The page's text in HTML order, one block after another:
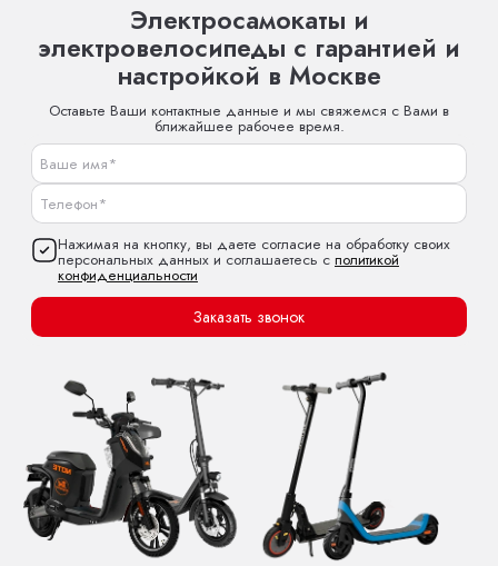
Электросамокаты и
электровелосипеды с гарантией и
настройкой в Москве
Оставьте Ваши контактные данные и мы свяжемся с Вами в
ближайшее рабочее время.
Нажимая на кнопку, вы даете согласие на обработку своих
персональных данных и соглашаетесь с политикой
конфиденциальности
Заказать звонок